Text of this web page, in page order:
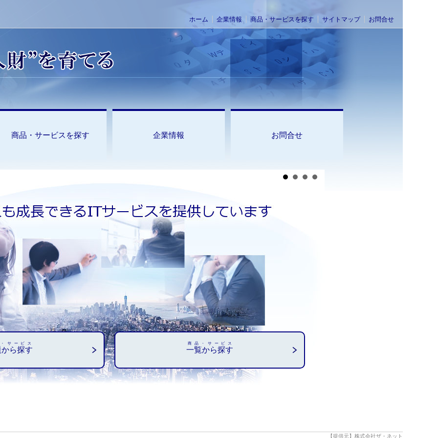
ホーム 企業情報 商品・サービスを探す サイトマップ お問合せ
商品・サービスを探す 企業情報 お問合せ
ら探す
サービス
一覧から探す
商品・サービス
【提供元】株式会社ザ・ネット